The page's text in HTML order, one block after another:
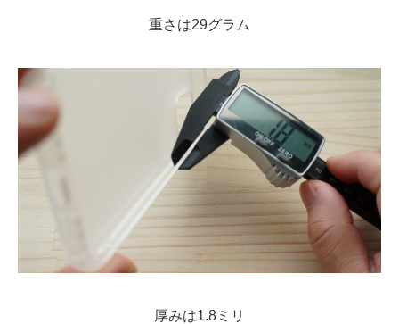
重さは29グラム
厚みは1.8ミリ